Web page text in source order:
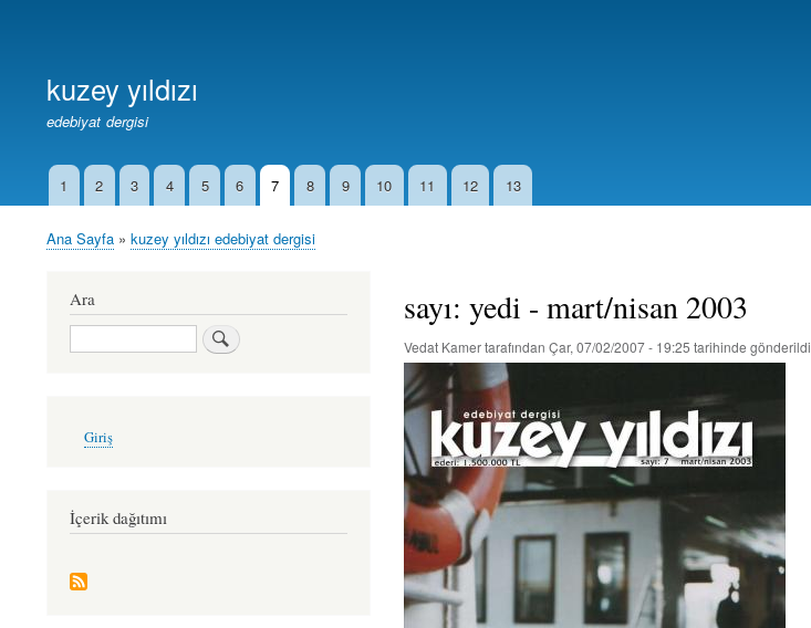
kuzey yıldızı
edebiyat dergisi
İkincil1 2 3 4 5 6 7 8 9 10 11 12 13
Sayfa
Ana Sayfa kuzey yıldızı edebiyat dergisi
sayı: yedi - mart/nisan 2003
Vedat Kamertarafından Çar, 07/02/2007 - 19:25 tarihinde gönderildi
Ara
Ara
account
Giriş
İçerik dağıtımı